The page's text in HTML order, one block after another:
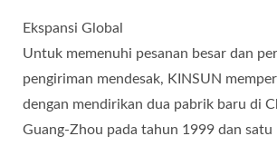
Ekspansi Global
Untuk memenuhi pesanan besar dan
pengiriman mendesak, KINSUN
dengan mendirikan dua pabrik baru di
Guang-Zhou pada tahun 1999 dan satu